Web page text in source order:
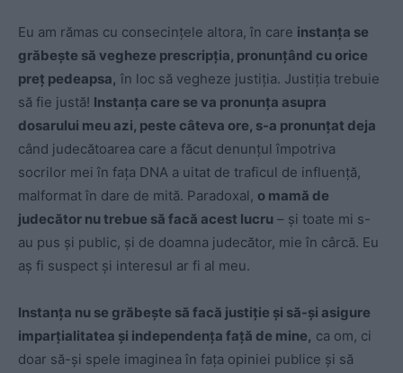
Eu am rămas cu consecințele altora, în care instanța se
grăbește să vegheze prescripția, pronunțând cu orice
preț pedeapsa, în loc să vegheze justiția. Justiția trebuie
să fie justă! Instanța care se va pronunța asupra
dosarului meu azi, peste câteva ore, s-a pronunțat deja
când judecătoarea care a făcut denunțul împotriva
socrilor mei în fața DNA a uitat de traficul de influență,
malformat în dare de mită. Paradoxal, o mamă de
judecător nu trebue să facă acest lucru – și toate mi s-
au pus și public, și de doamna judecător, mie în cârcă. Eu
aș fi suspect și interesul ar fi al meu.
Instanța nu se grăbește să facă justiție și să-și asigure
imparțialitatea și independența față de mine, ca om, ci
doar să-și spele imaginea în fața opiniei publice și să